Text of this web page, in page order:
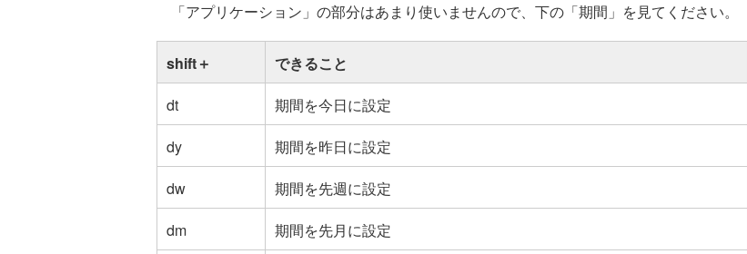
「アプリケーション」の部分はあまり使いませんので、下の「期間」を見てください。
shift＋
できること
dt
期間を今日に設定
dy
期間を昨日に設定
dw
期間を先週に設定
dm
期間を先月に設定